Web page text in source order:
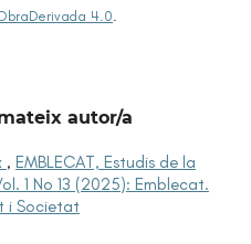
4.0.
autor/a
, EMBLECAT, Estudis de la
1 No 13 (2025): Emblecat.
i Societat